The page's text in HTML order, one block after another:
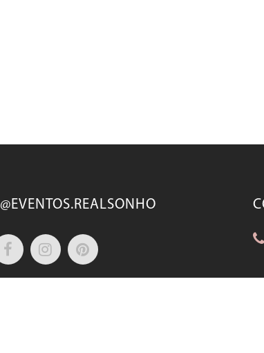
@EVENTOS.REALSONHO